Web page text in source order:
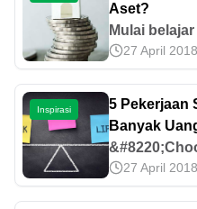
Aset?
Mulai
memiliki
langkah
hidup
artikel ini.
27 April 2018
Inspirasi
5 Pekerjaan
Banyak
will never
life.&#8221;
27 April 2018